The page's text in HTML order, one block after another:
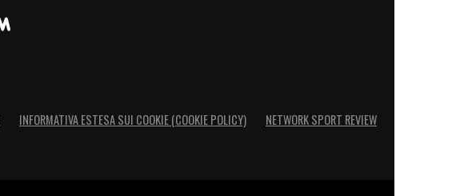
INFORMATIVA ESTESA SUI COOKIE (COOKIE POLICY) NETWORK SPORT REVIEW